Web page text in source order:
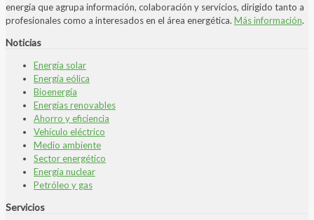
energía que agrupa información, colaboración y servicios, dirigido tanto a
profesionales como a interesados en el área energética. Más información.
Noticias
Energía solar
Energía eólica
Bioenergía
Energías renovables
Ahorro y eficiencia
Vehículo eléctrico
Medio ambiente
Sector energético
Energía nuclear
Petróleo y gas
Servicios